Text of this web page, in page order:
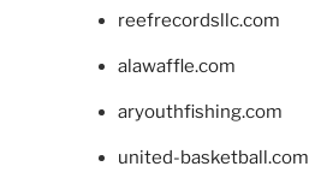
reefrecordsllc.com
alawaffle.com
aryouthfishing.com
united-basketball.com